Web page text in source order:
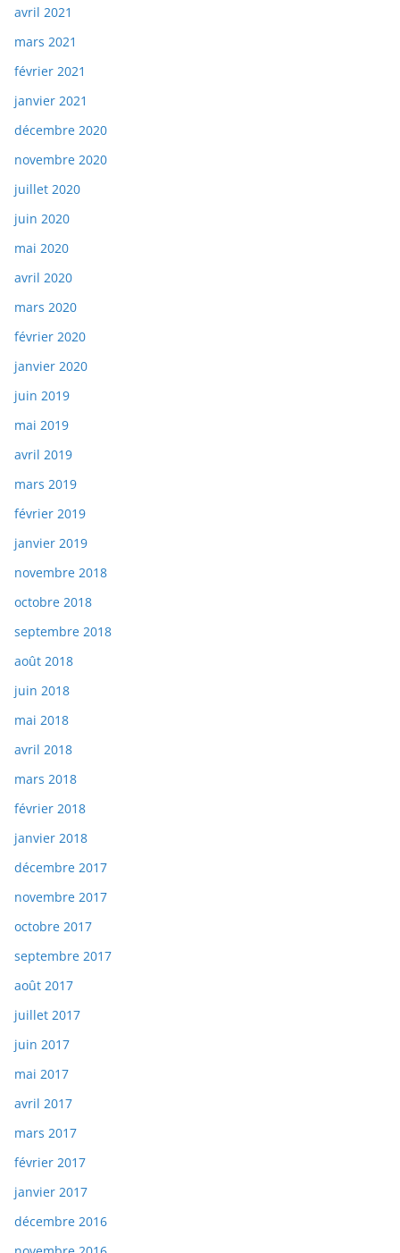
avril 2021
mars 2021
février 2021
janvier 2021
décembre 2020
novembre 2020
juillet 2020
juin 2020
mai 2020
avril 2020
mars 2020
février 2020
janvier 2020
juin 2019
mai 2019
avril 2019
mars 2019
février 2019
janvier 2019
novembre 2018
octobre 2018
septembre 2018
août 2018
juin 2018
mai 2018
avril 2018
mars 2018
février 2018
janvier 2018
décembre 2017
novembre 2017
octobre 2017
septembre 2017
août 2017
juillet 2017
juin 2017
mai 2017
avril 2017
mars 2017
février 2017
janvier 2017
décembre 2016